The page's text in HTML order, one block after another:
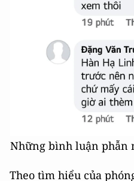
Những bình luận phẫn
Theo tìm hiểu của